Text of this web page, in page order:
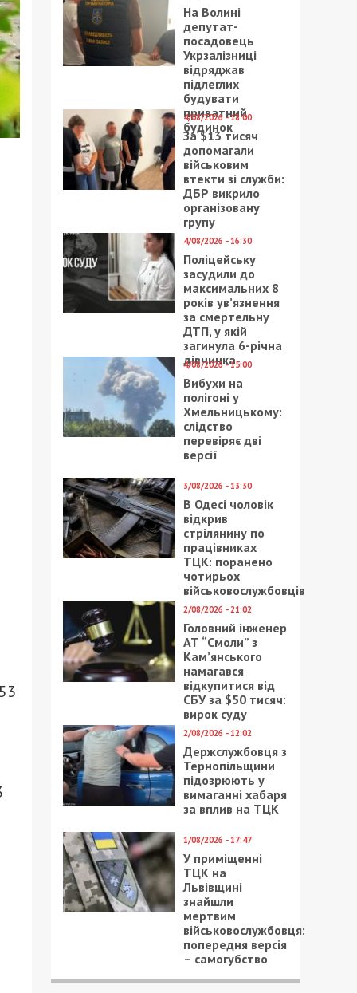
На Волині
депутат-
посадовець
Укрзалізниці
відряджав
підлеглих
будувати
приватний
будинок
4/08/2026 - 18:00
За $13 тисяч
допомагали
військовим
втекти зі служби:
ДБР викрило
організовану
групу
4/08/2026 - 16:30
Поліцейську
засудили до
максимальних 8
років ув’язнення
за смертельну
ДТП, у якій
загинула 6-річна
дівчинка
4/08/2026 - 15:00
Вибухи на
полігоні у
Хмельницькому:
слідство
перевіряє дві
версії
3/08/2026 - 13:30
В Одесі чоловік
відкрив
стрілянину по
працівниках
ТЦК: поранено
чотирьох
військовослужбовців
2/08/2026 - 21:02
Головний інженер
АТ “Смоли” з
Кам’янського
намагався
відкупитися від
СБУ за $50 тисяч:
вирок суду
2/08/2026 - 12:02
Держслужбовця з
Тернопільщини
підозрюють у
вимаганні хабаря
за вплив на ТЦК
1/08/2026 - 17:47
У приміщенні
ТЦК на
Львівщині
знайшли
мертвим
військовослужбовця:
попередня версія
– самогубство